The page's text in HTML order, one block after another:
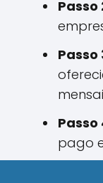
Passo
Passo
Passo
pago